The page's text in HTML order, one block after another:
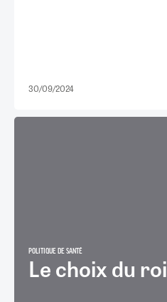
30/09/2024
POLITIQUE DE SANTÉ
Le choix du roi